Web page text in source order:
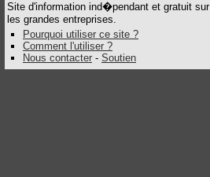
Site d'information ind�pendant et gratuit sur
les grandes entreprises.
Pourquoi utiliser ce site ?
Comment l'utiliser ?
Nous contacter - Soutien